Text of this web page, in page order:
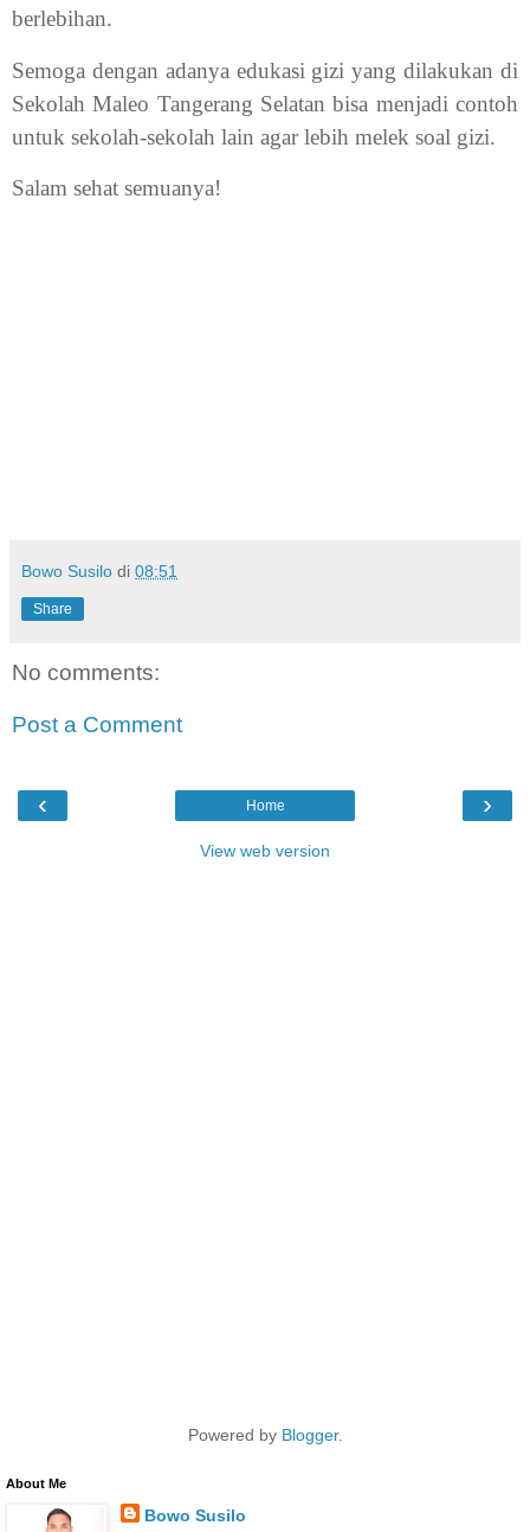
berlebihan.
Semoga dengan adanya edukasi gizi yang dilakukan di
Sekolah Maleo Tangerang Selatan bisa menjadi contoh
untuk sekolah-sekolah lain agar lebih melek soal gizi.
Salam sehat semuanya!
Bowo Susilo di 08:51
Share
No comments:
Post a Comment
‹ ›
Home
View web version
Powered by Blogger.
About Me
Bowo Susilo